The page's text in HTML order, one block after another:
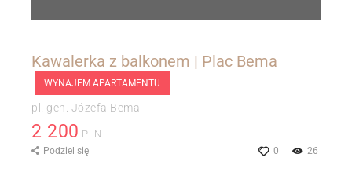
Kawalerka z balkonem | Plac Bema
WYNAJEM APARTAMENTU
pl. gen. Józefa Bema
2 200 PLN
26
0
Podziel się